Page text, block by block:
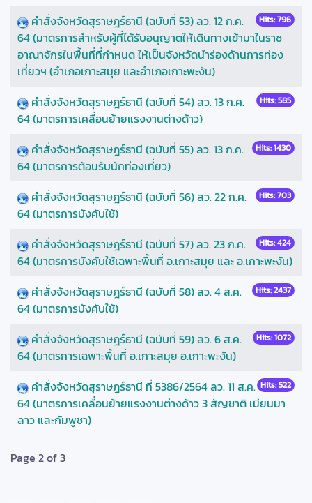
Hits: 796
คำสั่งจังหวัดสุราษฎร์ธานี (ฉบับที่ 53) ลว. 12 ก.ค.
64 (มาตรการสำหรับผู้ที่ได้รับอนุญาตให้เดินทางเข้ามาในราช
อาณาจักรในพื้นที่ที่กำหนด ให้เป็นจังหวัดนำร่องด้านการท่อง
เที่ยวฯ (อำเภอเกาะสมุย และอำเภอเกาะพะงัน)
Hits: 585
คำสั่งจังหวัดสุราษฎร์ธานี (ฉบับที่ 54) ลว. 13 ก.ค.
64 (มาตรการเคลื่อนย้ายแรงงานต่างด้าว)
Hits: 1430
คำสั่งจังหวัดสุราษฎร์ธานี (ฉบับที่ 55) ลว. 13 ก.ค.
64 (มาตรการต้อนรับนักท่องเที่ยว)
Hits: 703
คำสั่งจังหวัดสุราษฎร์ธานี (ฉบับที่ 56) ลว. 22 ก.ค.
64 (มาตรการบังคับใช้)
Hits: 424
คำสั่งจังหวัดสุราษฎร์ธานี (ฉบับที่ 57) ลว. 23 ก.ค.
64 (มาตรการบังคับใช้เฉพาะพื้นที่ อ.เกาะสมุย และ อ.เกาะพะงัน)
Hits: 2437
คำสั่งจังหวัดสุราษฎร์ธานี (ฉบับที่ 58) ลว. 4 ส.ค.
64 (มาตรการบังคับใช้)
Hits: 1072
คำสั่งจังหวัดสุราษฎร์ธานี (ฉบับที่ 59) ลว. 6 ส.ค.
64 (มาตรการเฉพาะพื้นที่ อ.เกาะสมุย อ.เกาะพะงัน)
Hits: 522
คำสั่งจังหวัดสุราษฎร์ธานี ที่ 5386/2564 ลว. 11 ส.ค.
64 (มาตรการเคลื่อนย้ายแรงงานต่างด้าว 3 สัญชาติ เมียนมา
ลาว และกัมพูชา)
Page 2 of 3